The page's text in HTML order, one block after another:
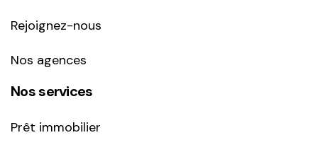
Rejoignez-nous
Nos agences
Nos services
Prêt immobilier